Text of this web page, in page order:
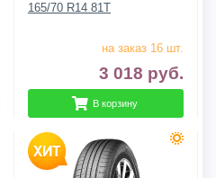
165/70 R14 81T
на заказ 16 шт.
3 018 руб.
В корзину